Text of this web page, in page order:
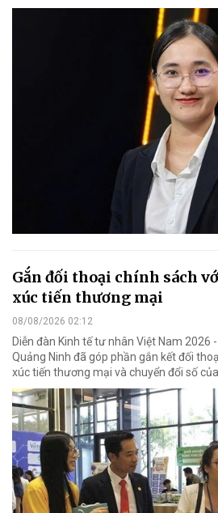
Gắn đối thoại chính sách
xúc tiến thương mại
08/08/2026 02:12
Diễn đàn Kinh tế tư nhân Việt Nam 2026
Quảng Ninh đã góp phần gắn kết đối
xúc tiến thương mại và chuyển đổi số